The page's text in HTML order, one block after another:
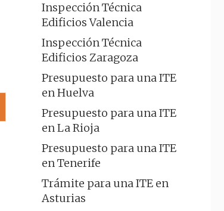
Inspección Técnica
Edificios Valencia
Inspección Técnica
Edificios Zaragoza
Presupuesto para una ITE
en Huelva
Presupuesto para una ITE
en La Rioja
Presupuesto para una ITE
en Tenerife
Trámite para una ITE en
Asturias